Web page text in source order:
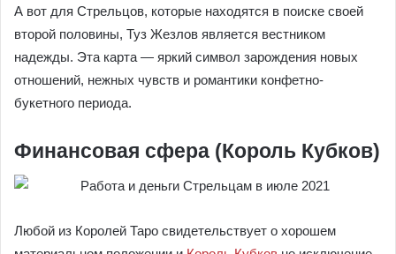
А вот для Стрельцов, которые находятся в поиске своей
второй половины, Туз Жезлов является вестником
надежды. Эта карта — яркий символ зарождения новых
отношений, нежных чувств и романтики конфетно-
букетного периода.
Финансовая сфера (Король Кубков)
Любой из Королей Таро свидетельствует о хорошем